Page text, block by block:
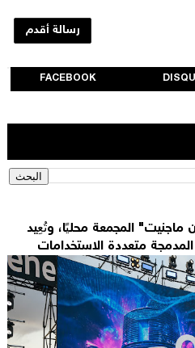
رسالة أقدم
FACEBOOK
المجمعة محليًا، وتُعِيد
متعددة الاستخدامات